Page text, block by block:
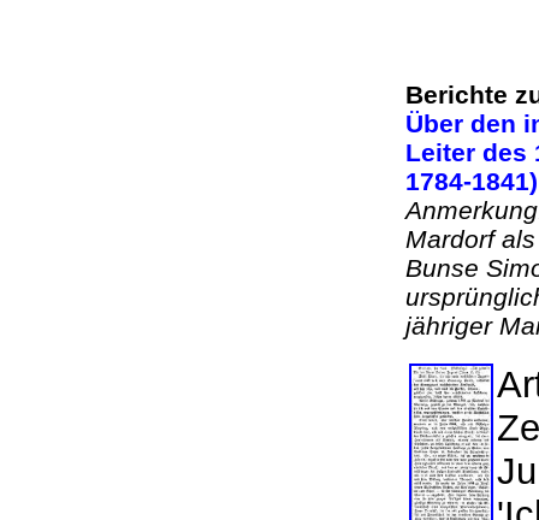
Berichte
Über den
Leiter des
1784-
Mardorf
Bunse
jähriger